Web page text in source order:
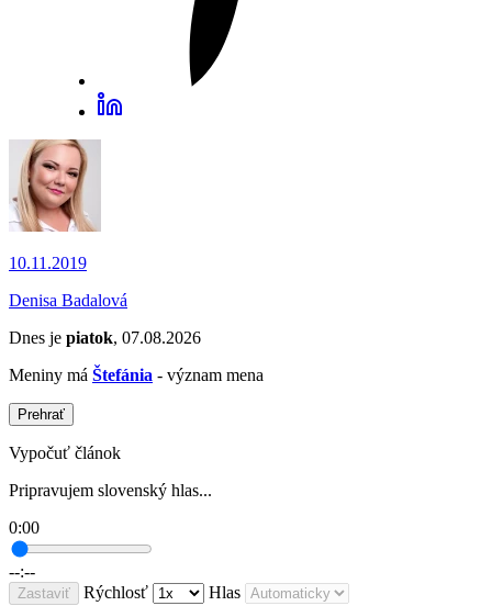
10.11.2019
Denisa Badalová
Dnes je piatok, 07.08.2026
Meniny má Štefánia - význam mena
Prehrať
Vypočuť článok
Pripravujem slovenský hlas...
0:00
--:--
Zastaviť Rýchlosť Hlas